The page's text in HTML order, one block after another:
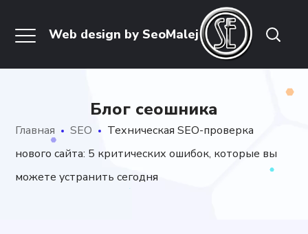
Блог сеошника
Главная SEO
Техническая SEO-проверка
нового сайта: 5 критических ошибок, которые вы
можете устранить сегодня